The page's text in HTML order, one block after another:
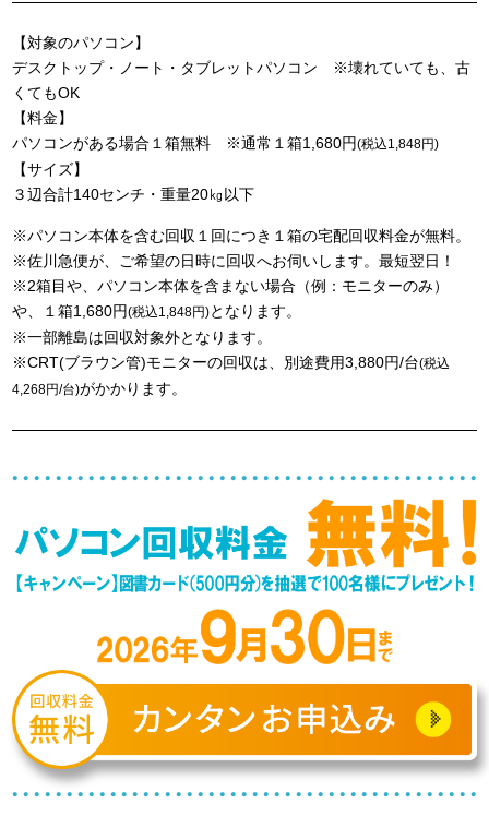
【対象のパソコン】
デスクトップ・ノート・タブレットパソコン ※壊れていても、古
くてもOK
【料金】
パソコンがある場合１箱無料 ※通常１箱1,680円(税込1,848円)
【サイズ】
３辺合計140センチ・重量20㎏以下
※パソコン本体を含む回収１回につき１箱の宅配回収料金が無料。
※佐川急便が、ご希望の日時に回収へお伺いします。最短翌日！
※2箱目や、パソコン本体を含まない場合（例：モニターのみ）
や、１箱1,680円(税込1,848円)となります。
※一部離島は回収対象外となります。
※CRT(ブラウン管)モニターの回収は、別途費用3,880円/台(税込
4,268円/台)がかかります。